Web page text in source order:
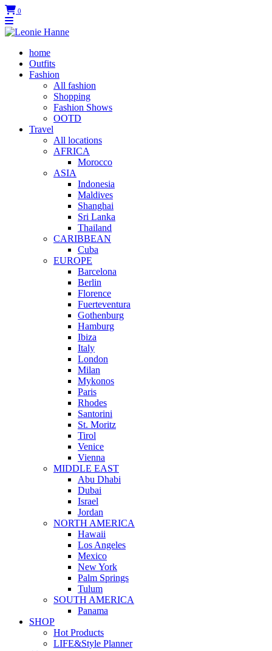
0
home
Outfits
Fashion
All fashion
Shopping
Fashion Shows
OOTD
Travel
All locations
AFRICA
Morocco
ASIA
Indonesia
Maldives
Shanghai
Sri Lanka
Thailand
CARIBBEAN
Cuba
EUROPE
Barcelona
Berlin
Florence
Fuerteventura
Gothenburg
Hamburg
Ibiza
Italy
London
Milan
Mykonos
Paris
Rhodes
Santorini
St. Moritz
Tirol
Venice
Vienna
MIDDLE EAST
Abu Dhabi
Dubai
Israel
Jordan
NORTH AMERICA
Hawaii
Los Angeles
Mexico
New York
Palm Springs
Tulum
SOUTH AMERICA
Panama
SHOP
Hot Products
LIFE&Style Planner